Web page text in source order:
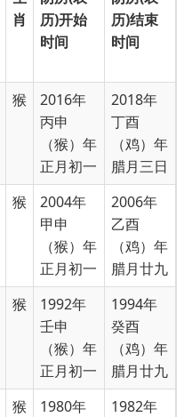
肖
历)开始
时间
历)结束
时间
猴
2016年
丙申
（猴）年
正月初一
2018年
丁酉
（鸡）年
腊月三日
猴
2004年
甲申
（猴）年
正月初一
2006年
乙酉
（鸡）年
腊月廿九
猴
1992年
壬申
（猴）年
正月初一
1994年
癸酉
（鸡）年
腊月廿九
猴
1980年
1982年